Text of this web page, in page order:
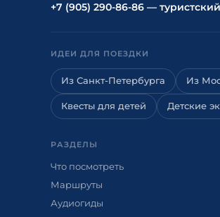
+7 (905) 290-86-86 —
ИДЕИ ДЛЯ ПОЕЗДКИ
Из Санкт-Петербурга Из
Квесты для детей Детские
РАЗДЕЛЫ
Что посмотреть
Маршруты
Аудиогиды